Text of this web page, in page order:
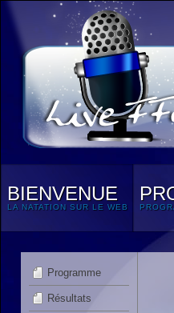
BIENVENUE
LA NATATION SUR LE WEB
Programme
Résultats